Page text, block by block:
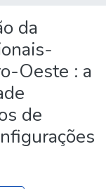
da
Oeste : a
de